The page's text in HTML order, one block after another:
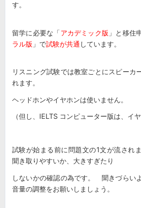
す。
留学に必要な「アカデミック版 」と移住
ラル版 」で試験が共通 しています。
リスニング試験では教室ごとにスピーカ
れます。
ヘッドホンやイヤホンは使いません。
（但し、IELTS コンピューター版は、イ
試験が始まる前に問題文の1文が流さ
聞き取りやすいか、大きすぎたり
しないかの確認の為です。 聞きづらい
音量の調整をお願いしましょう。